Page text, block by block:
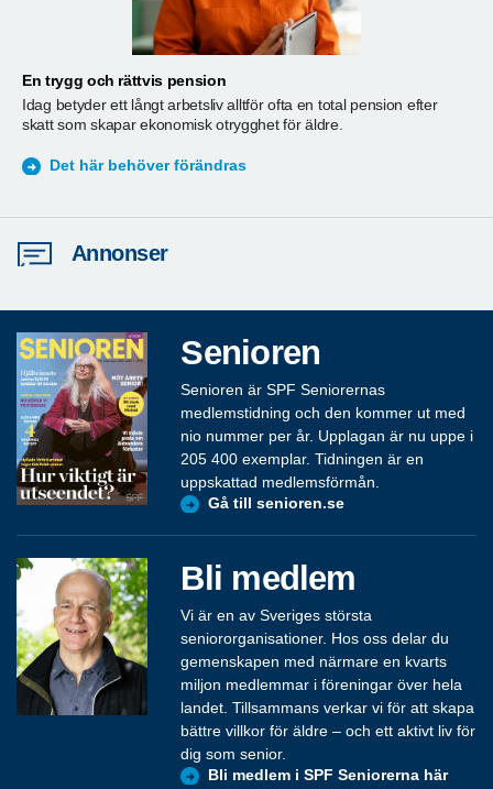
En trygg och rättvis pension
Idag betyder ett långt arbetsliv alltför ofta en total pension efter
skatt som skapar ekonomisk otrygghet för äldre.
Det här behöver förändras
Annonser
Senioren
Senioren är SPF Seniorernas
medlemstidning och den kommer ut med
nio nummer per år. Upplagan är nu uppe i
205 400 exemplar. Tidningen är en
uppskattad medlemsförmån.
Gå till senioren.se
Bli medlem
Vi är en av Sveriges största
seniororganisationer. Hos oss delar du
gemenskapen med närmare en kvarts
miljon medlemmar i föreningar över hela
landet. Tillsammans verkar vi för att skapa
bättre villkor för äldre – och ett aktivt liv för
dig som senior.
Bli medlem i SPF Seniorerna här